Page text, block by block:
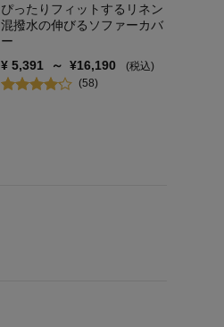
ぴったりフィットするリネン
混撥水の伸びるソファーカバ
ー
¥ 5,391 ～ ¥16,190
(税込)
(58)